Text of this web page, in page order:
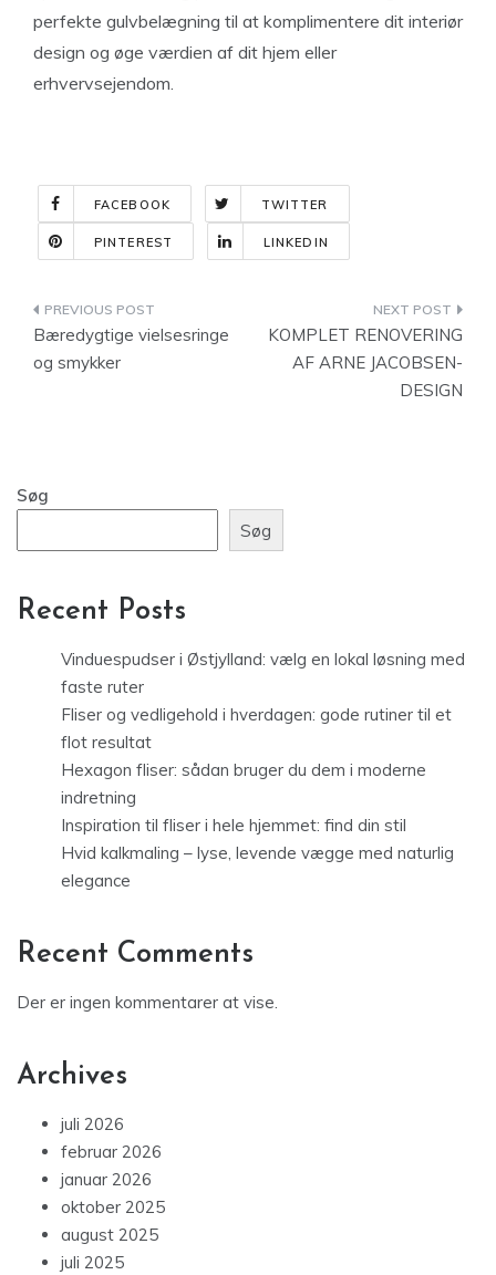
perfekte gulvbelægning til at komplimentere dit interiør
design og øge værdien af dit hjem eller
erhvervsejendom.
FACEBOOK TWITTER
PINTEREST LINKEDIN
Indlægsnavigation
Bæredygtige vielsesringe
og smykker
KOMPLET RENOVERING
AF ARNE JACOBSEN-
DESIGN
Søg
Søg
Recent Posts
Vinduespudser i Østjylland: vælg en lokal løsning med
faste ruter
Fliser og vedligehold i hverdagen: gode rutiner til et
flot resultat
Hexagon fliser: sådan bruger du dem i moderne
indretning
Inspiration til fliser i hele hjemmet: find din stil
Hvid kalkmaling – lyse, levende vægge med naturlig
elegance
Recent Comments
Der er ingen kommentarer at vise.
Archives
juli 2026
februar 2026
januar 2026
oktober 2025
august 2025
juli 2025